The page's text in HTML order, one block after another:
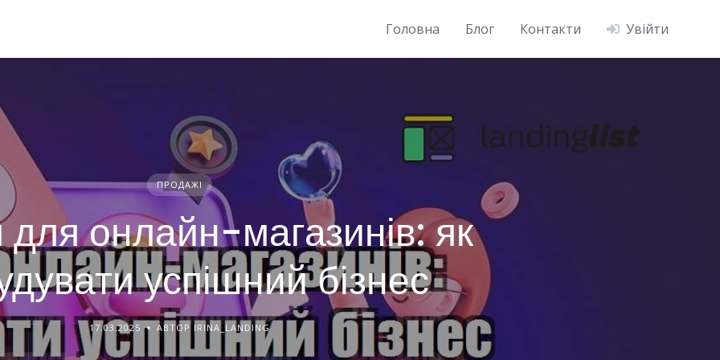
Головна Блог Контакти Увійти
ПРОДАЖІ
для онлайн-магазинів: як
успішний бізнес
17.03.2025 АВТОР IRINA_LANDING